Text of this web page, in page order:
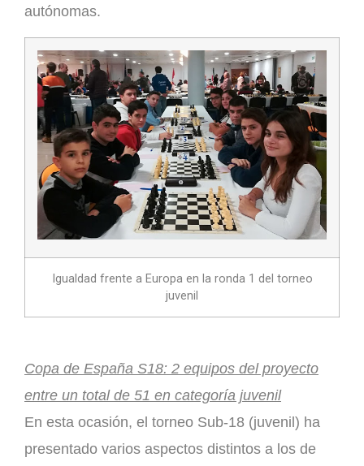
autónomas.
Igualdad frente a Europa en la ronda 1 del torneo
juvenil
Copa de España S18: 2 equipos del proyecto
entre un total de 51 en categoría juvenil
En esta ocasión, el torneo Sub-18 (juvenil) ha
presentado varios aspectos distintos a los de